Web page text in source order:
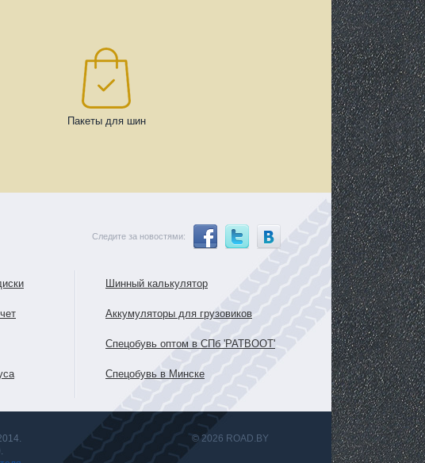
Пакеты для шин
Следите за новостями:
Шинный калькулятор
Аккумуляторы для грузовиков
Спецобувь оптом в СПб 'PATBOOT'
Спецобувь в Минске
© 2026 ROAD.BY